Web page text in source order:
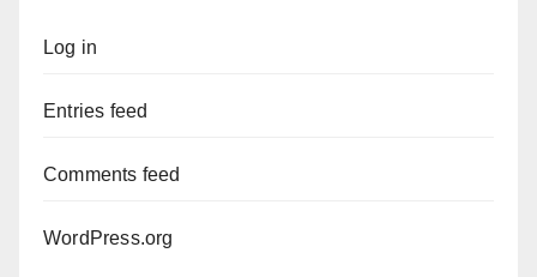
Log in
Entries feed
Comments feed
WordPress.org